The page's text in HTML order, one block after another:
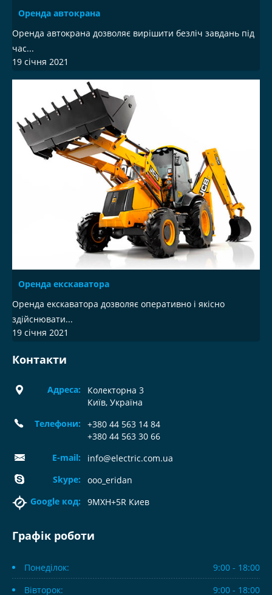
Оренда автокрана
Оренда автокрана дозволяє вирішити безліч завдань під
час...
19 січня 2021
Оренда екскаватора
Оренда екскаватора дозволяє оперативно і якісно
здійснювати...
19 січня 2021
Контакти
Адреса:
Колекторна 3
Київ, Україна
Телефони:
+380 44 563 14 84
+380 44 563 30 66
E-mail:
info@electric.com.ua
Skype:
ooo_eridan
Google код:
9MXH+5R Киев
Графік роботи
Понеділок:
9:00 - 18:00
Вівторок:
9:00 - 18:00